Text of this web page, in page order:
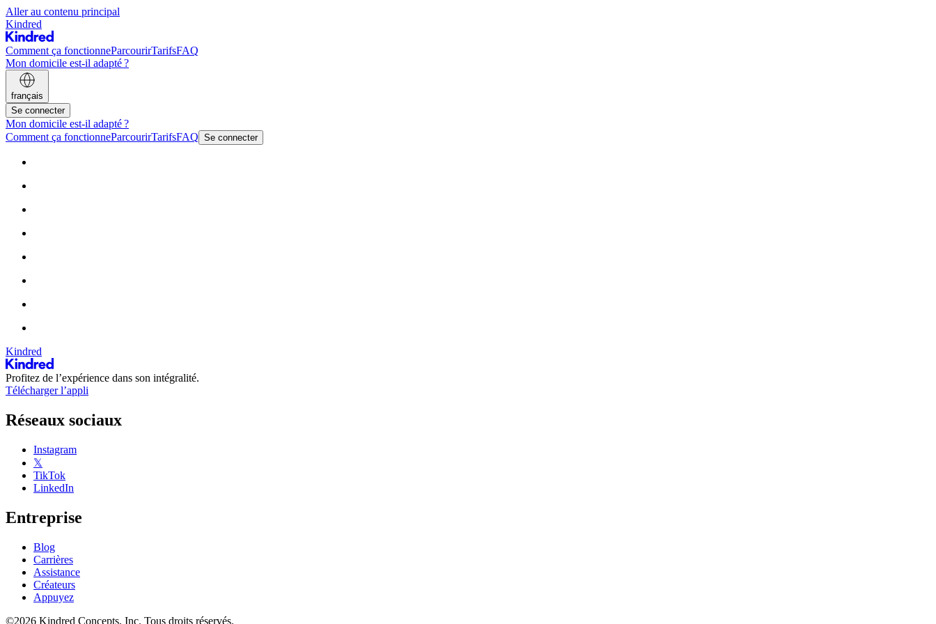
Aller au contenu principal
Kindred
Comment ça fonctionneParcourirTarifsFAQ
Mon domicile est-il adapté ?
français
Se connecter
Mon domicile est-il adapté ?
Comment ça fonctionneParcourirTarifsFAQ Se connecter
Kindred
Profitez de l’expérience dans son intégralité.
Télécharger l’appli
Réseaux sociaux
Instagram
𝕏
TikTok
LinkedIn
Entreprise
Blog
Carrières
Assistance
Créateurs
Appuyez
©2026 Kindred Concepts, Inc. Tous droits réservés.